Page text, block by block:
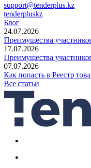
support@tenderplus.kz
tenderpluskz
Блог
24.07.2026
Преимущества
17.07.2026
Преимущества
07.07.2026
Как попасть в Реестр
Все статьи